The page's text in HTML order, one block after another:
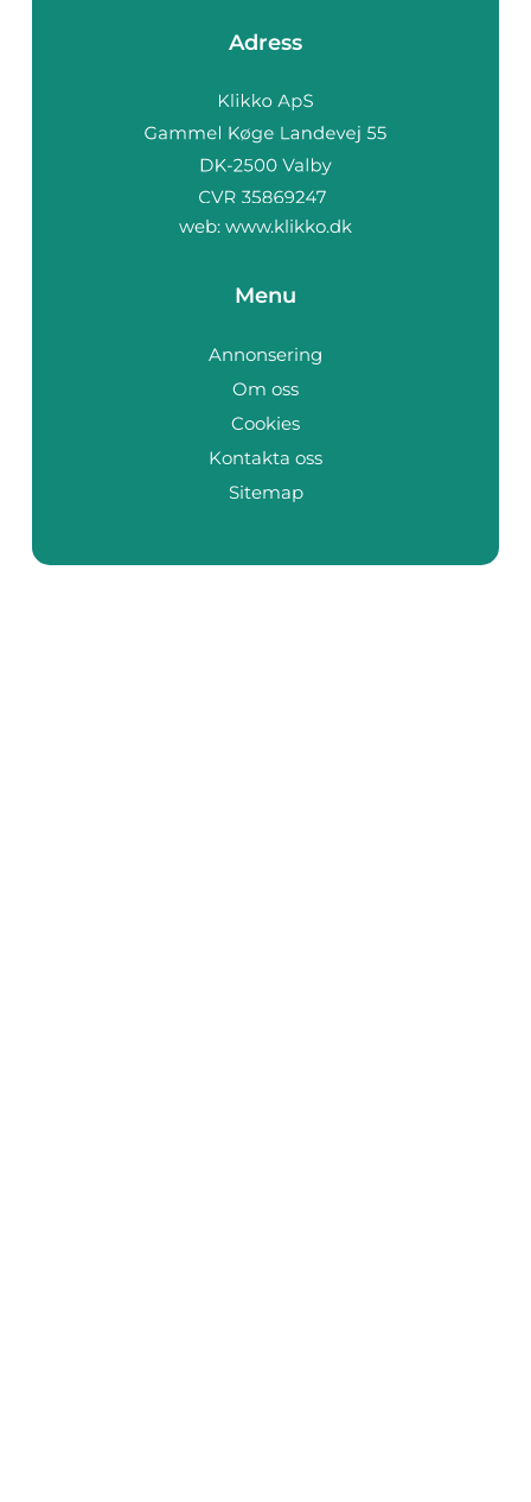
Adress
web: www.klikko.dk
Menu
Annonsering
Om oss
Cookies
Kontakta oss
Sitemap